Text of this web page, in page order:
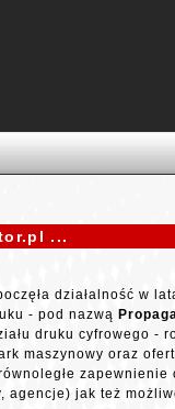
...
działalność w
- pod nazwą
druku cyfrowego -
maszynowy oraz
agencje) jak też